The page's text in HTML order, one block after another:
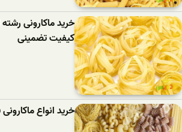
خرید ماکارونی
کیفیت تضمینی
خرید انواع